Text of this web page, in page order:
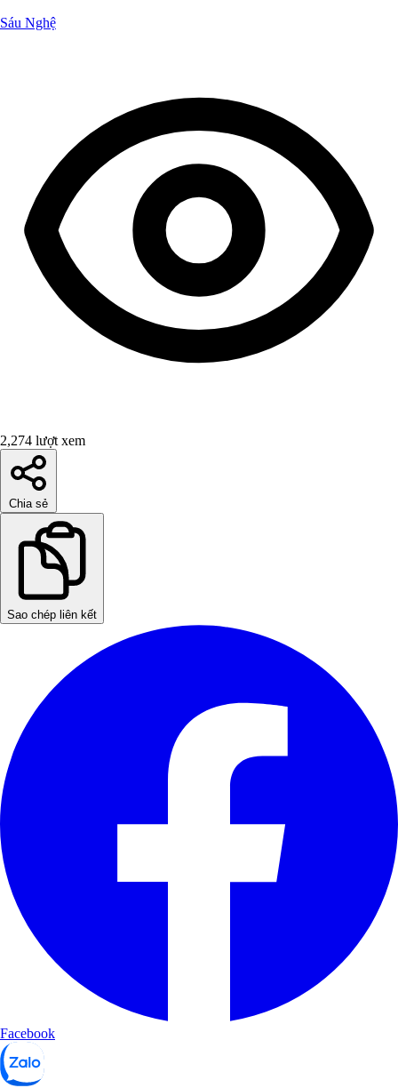
Sáu Nghệ
2,274 lượt xem
Chia sẻ
Sao chép liên kết
Facebook